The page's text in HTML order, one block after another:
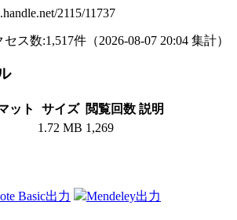
2115/11737
セス数:1,517件 （2026-08-07 20:04 集計）
ット サイズ 閲覧回数 説明
1.72 MB 1,269
Basic出力 Mendeley出力